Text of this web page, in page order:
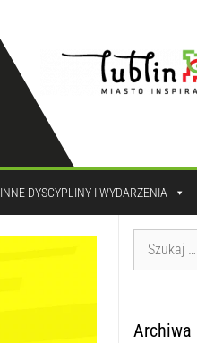
INNE DYSCYPLINY I WYDARZENIA
Archiwa